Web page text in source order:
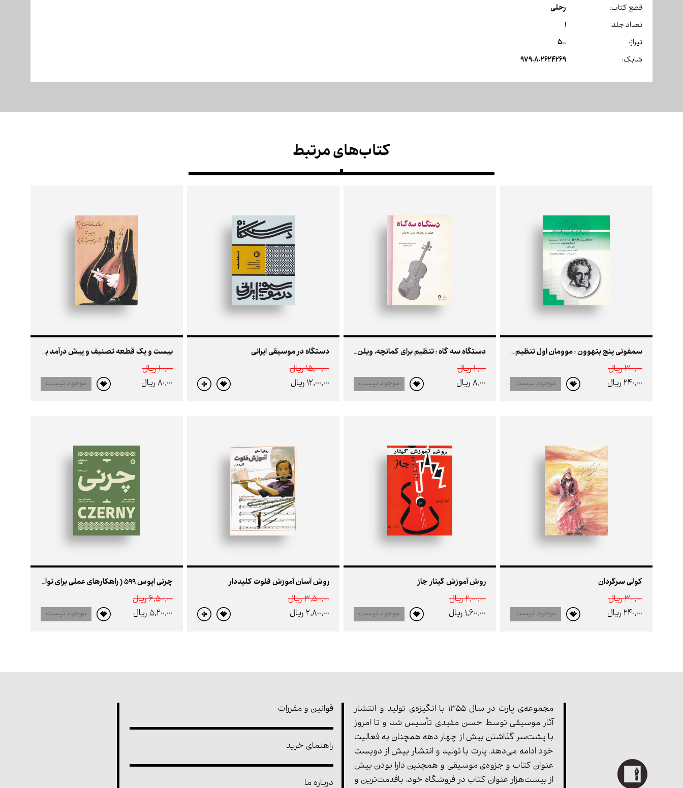
قطع کتاب: رحلی
تعداد جلد: 1
تیراژ: 500
شابک: 9790802624269
کتاب‌های مرتبط
سمفونی پنج بتهوون : موومان اول تنظیم برای پیانو
300,000 ريال
240,000 ريال
موجود نیست
دستگاه سه گاه : تنظیم برای کمانچه، ویلن، نی (ردیف موسی معروفی)
10,000 ريال
8,000 ريال
موجود نیست
دستگاه در موسیقی ایرانی
15,000,000 ريال
12,000,000 ريال
بیست و یک قطعه تصنیف و پیش درآمد برای سه تار
100,000 ريال
80,000 ريال
موجود نیست
کولی سرگردان
300,000 ريال
240,000 ريال
موجود نیست
روش آموزش گیتار جاز
2,000,000 ريال
1,600,000 ريال
موجود نیست
روش آسان آموزش فلوت کلیددار
3,500,000 ريال
2,800,000 ريال
چرنی اپوس 599 ( راهکارهای عملی برای نوآموزان پیانو )
6,500,000 ريال
5,200,000 ريال
موجود نیست
مجموعه‌ی پارت در سال 1355 با انگیزه‌ی تولید و انتشار
آثار موسیقی توسط حسن مفیدی تأسیس شد و تا امروز
با پشت‌سر گذاشتن بیش از چهار دهه همچنان به فعالیت
خود ادامه می‌دهد. پارت با تولید و انتشار بیش از دویست
عنوان کتاب و جزوه‌ی موسیقی و همچنین دارا بودن بیش
از بیست‌هزار عنوان کتاب در فروشگاه خود، باقدمت‌ترین و
قوانین و مقررات
راهنمای خرید
درباره ما